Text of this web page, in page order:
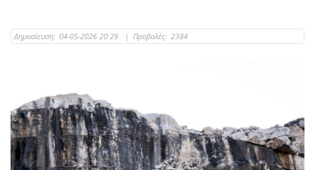
Δημοσίευση: 04-05-2026 20:29 | Προβολές: 2384